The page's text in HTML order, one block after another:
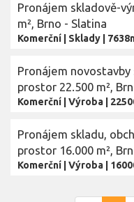
Pronájem skladově-
m², Brno - Slatina
Komerční Sklady
Pronájem novostavby
prostor 22.500 m²,
Komerční Výroba
Pronájem skladu,
prostor 16.000 m²,
Komerční Výroba